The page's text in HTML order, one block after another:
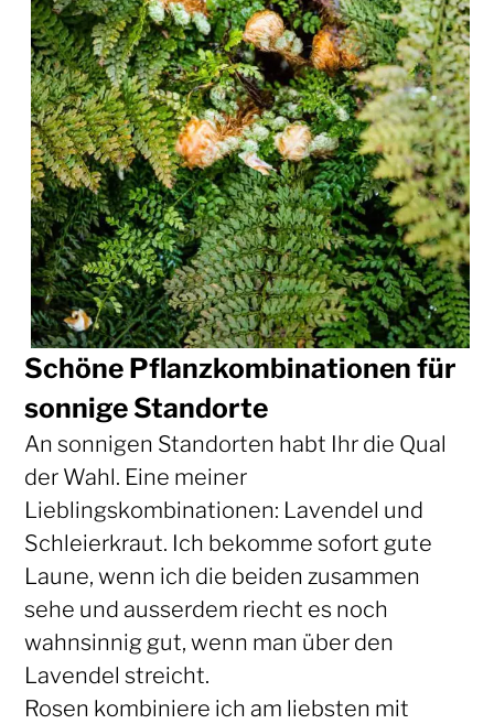
Schöne Pflanzkombinationen für
sonnige Standorte
An sonnigen Standorten habt Ihr die Qual
der Wahl. Eine meiner
Lieblingskombinationen: Lavendel und
Schleierkraut. Ich bekomme sofort gute
Laune, wenn ich die beiden zusammen
sehe und ausserdem riecht es noch
wahnsinnig gut, wenn man über den
Lavendel streicht.
Rosen kombiniere ich am liebsten mit